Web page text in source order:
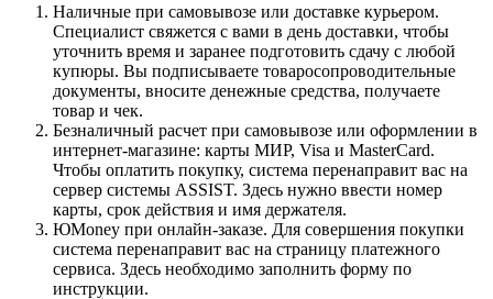
Наличные при самовывозе или доставке курьером.
Специалист свяжется с вами в день доставки, чтобы
уточнить время и заранее подготовить сдачу с любой
купюры. Вы подписываете товаросопроводительные
документы, вносите денежные средства, получаете
товар и чек.
Безналичный расчет при самовывозе или оформлении в
интернет-магазине: карты МИР, Visa и MasterCard.
Чтобы оплатить покупку, система перенаправит вас на
сервер системы ASSIST. Здесь нужно ввести номер
карты, срок действия и имя держателя.
ЮMoney при онлайн-заказе. Для совершения покупки
система перенаправит вас на страницу платежного
сервиса. Здесь необходимо заполнить форму по
инструкции.